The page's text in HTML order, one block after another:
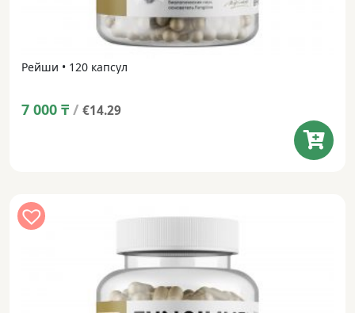
Рейши • 120 капсул
7 000 ₸ / €14.29